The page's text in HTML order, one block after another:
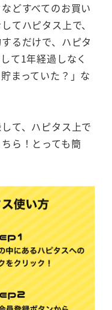
どすべてのお買い
てハピタス上で、
るだけで、ハピタ
て1年経過しなく
まっていた？」な
て、ハピタス上で
ら！とっても簡